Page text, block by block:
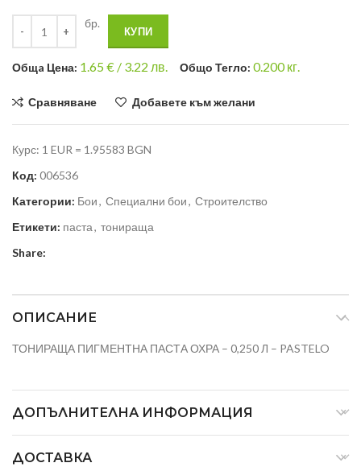
бр.
КУПИ
Общa Цена: 1.65€ / 3.22 лв. Общо Тегло: 0.200кг.
Сравняване Добавете към желани
Курс: 1 EUR = 1.95583 BGN
Код: 006536
Категории: Бои, Специални бои, Строителство
Етикети: паста, тонираща
Share:
ОПИСАНИЕ
ТОНИРАЩА ПИГМЕНТНА ПАСТА ОХРА – 0,250 Л – PASTELO
ДОПЪЛНИТЕЛНА ИНФОРМАЦИЯ
ДОСТАВКА